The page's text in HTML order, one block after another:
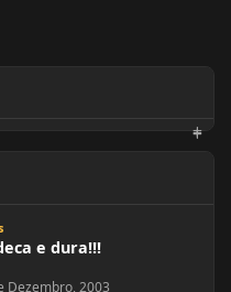
e dura!!!
Dezembro, 2003